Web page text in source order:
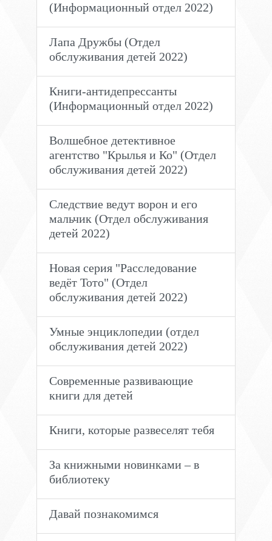
(Информационный отдел 2022)
Лапа Дружбы (Отдел
обслуживания детей 2022)
Книги-антидепрессанты
(Информационный отдел 2022)
Волшебное детективное
агентство "Крылья и Ко" (Отдел
обслуживания детей 2022)
Следствие ведут ворон и его
мальчик (Отдел обслуживания
детей 2022)
Новая серия "Расследование
ведёт Тото" (Отдел
обслуживания детей 2022)
Умные энциклопедии (отдел
обслуживания детей 2022)
Современные развивающие
книги для детей
Книги, которые развеселят тебя
За книжными новинками – в
библиотеку
Давай познакомимся